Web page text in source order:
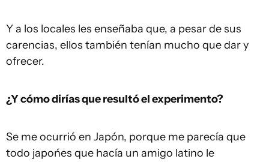
Y a los locales les enseñaba que, a pesar de sus
carencias, ellos también tenían mucho que dar y
ofrecer.
¿Y cómo dirías que resultó el experimento?
Se me ocurrió en Japón, porque me parecía que
todo japońes que hacía un amigo latino le